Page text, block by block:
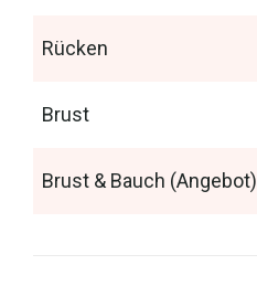
Rücken
Brust
Brust & Bauch (Angebot)